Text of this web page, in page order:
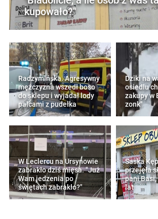
kupowało?"
Radzymińska. Agresywny
mężczyzna wszedł boso
do sklepu i wyjadał lody
palcami z pudełka
Dziki na
osiedlu
zakupy w
zonk"
W Leclercu na Ursynowie
zabrakło dziś mięsa. "Już
Wam jedzenia po
świętach zabrakło?"
Saska
przejęła
pani
lat